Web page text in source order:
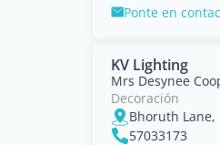
Ponte en
KV Lighting
Mrs Desynee
Decoración
Bhoruth Lane,
57033173